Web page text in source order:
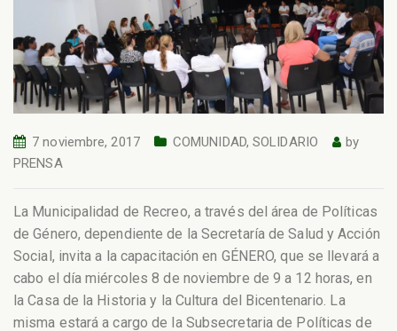
7 noviembre, 2017 COMUNIDAD,SOLIDARIO
by
PRENSA
La Municipalidad de Recreo, a través del área de Políticas
de Género, dependiente de la Secretaría de Salud y Acción
Social, invita a la capacitación en GÉNERO, que se llevará a
cabo el día miércoles 8 de noviembre de 9 a 12 horas, en
la Casa de la Historia y la Cultura del Bicentenario. La
misma estará a cargo de la Subsecretaria de Políticas de